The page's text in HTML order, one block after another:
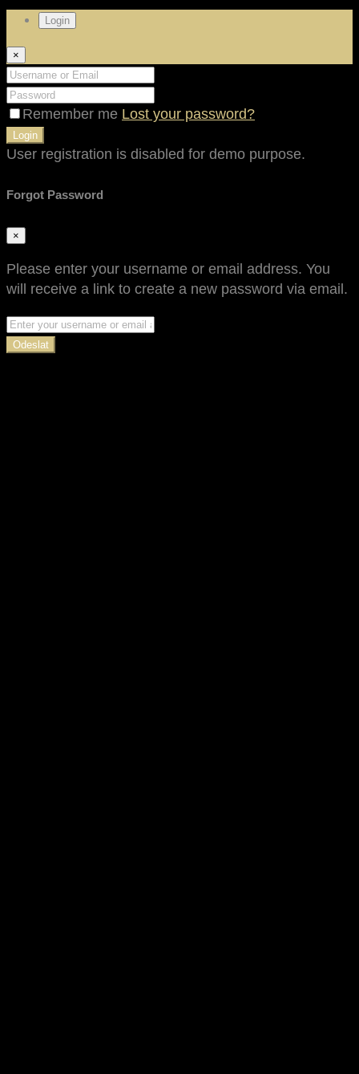
Login
×
Remember me Lost your password?
Login
User registration is disabled for demo purpose.
Forgot Password
×
Please enter your username or email address. You
will receive a link to create a new password via email.
Odeslat